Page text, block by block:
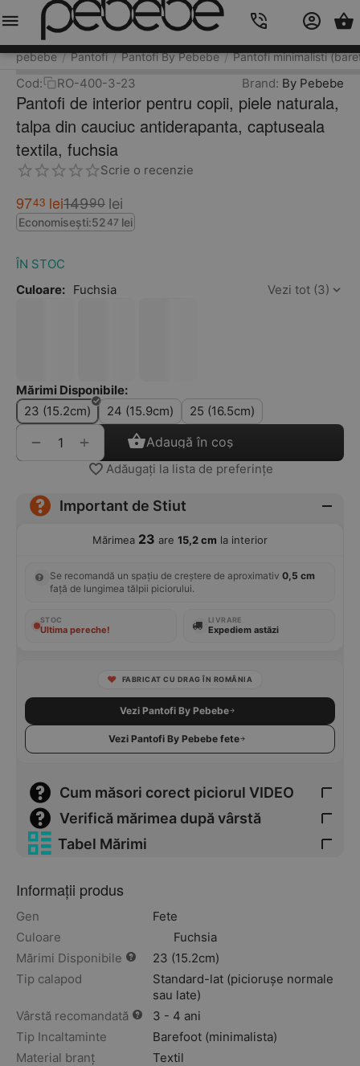
pebebe / Pantofi / Pantofi By Pebebe / Pantofi minimalisti
Cod: RO-400-3-23 Brand: By Pebebe
Pantofi de interior pentru copii, piele naturala,
talpa din cauciuc antiderapanta, captuseala
textila, fuchsia
Scrie o recenzie
9743 lei14990 lei
Economisești:52 47 lei
ÎN STOC
Culoare: Fuchsia Vezi tot (3)
Mărimi Disponibile:
23 (15.2cm)
24 (15.9cm) 25 (16.5cm)
+
− Adaugă în coș
Adăugați la lista de preferințe
Important de Stiut
Mărimea 23 are 15,2 cm la interior
Se recomandă un spațiu de creștere de aproximativ 0,5 cm
față de lungimea tălpii piciorului.
STOC
Ultima pereche!
LIVRARE
Expediem astăzi
FABRICAT CU DRAG ÎN ROMÂNIA
Vezi Pantofi By Pebebe
Vezi Pantofi By Pebebe fete
Cum măsori corect piciorul VIDEO
Verifică mărimea după vârstă
Tabel Mărimi
Informații produs
Gen
Fete
Culoare
Fuchsia
Mărimi Disponibile
23 (15.2cm)
Tip calapod
Standard-lat (piciorușe normale
sau late)
Vârstă recomandată
3 - 4 ani
Tip Incaltaminte
Barefoot (minimalista)
Material branț
Textil
Meniu Caută Cos